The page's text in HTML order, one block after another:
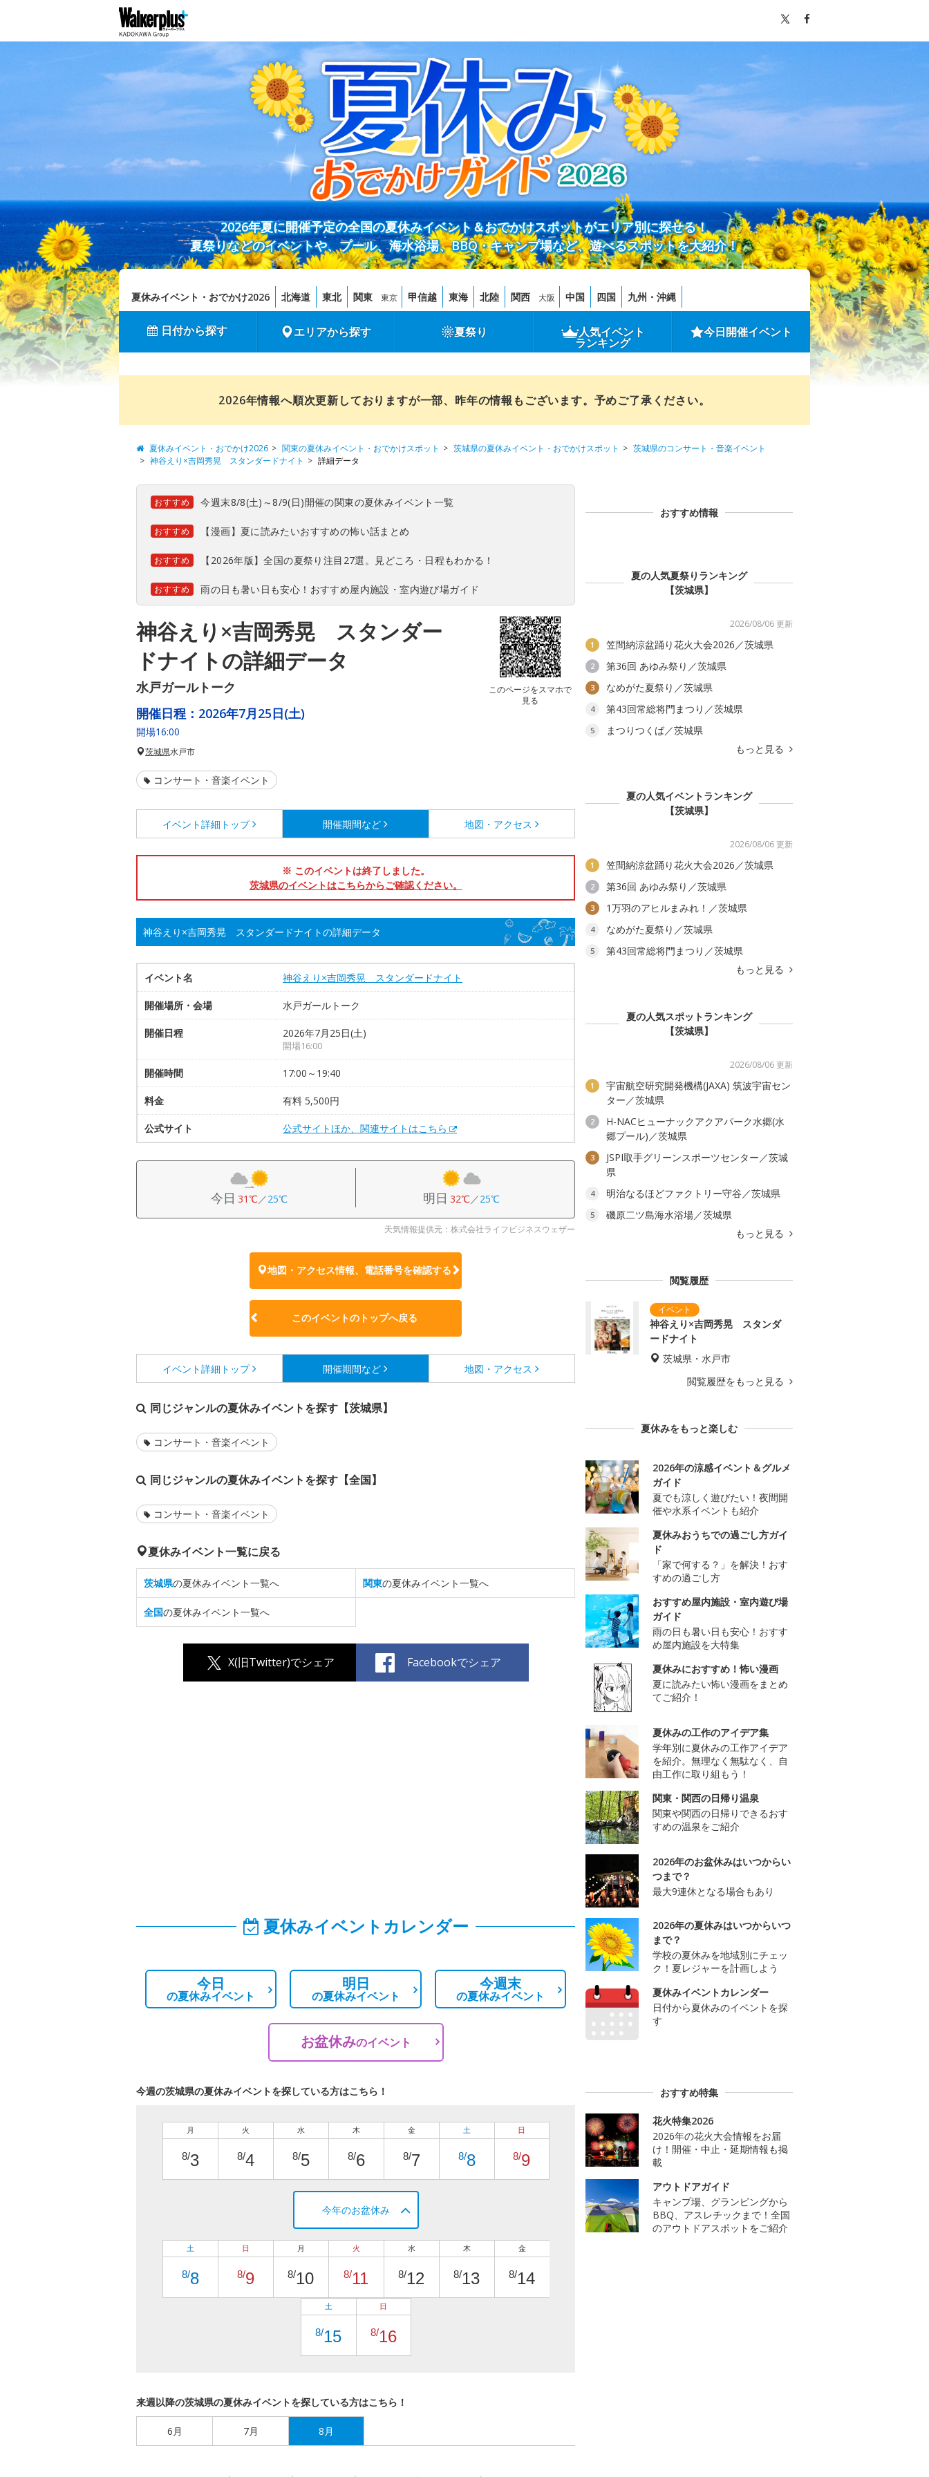
2026年夏に開催予定の全国の夏休みイベント＆おでかけスポットがエリア別に探せる！
夏祭りなどのイベントや、プール、海水浴場、BBQ・キャンプ場など、遊べるスポットを大紹介！
夏休みイベント・おでかけ2026 北海道 東北 関東 東京 甲信越 東海 北陸 関西 大阪 中国 四国 九州・沖縄
日付から探す エリアから探す 夏祭り 人気イベント
ランキング
今日開催イベント
2026年情報へ順次更新しておりますが一部、昨年の情報もございます。予めご了承ください。
夏休みイベント・おでかけ2026 関東の夏休みイベント・おでかけスポット 茨城県の夏休みイベント・おでかけスポット
茨城県のコンサート・音楽イベント
神谷えり×吉岡秀晃 スタンダードナイト
詳細データ
おすすめ 今週末8/8(土)～8/9(日)開催の関東の夏休みイベント一覧
おすすめ 【漫画】夏に読みたいおすすめの怖い話まとめ
おすすめ 【2026年版】全国の夏祭り注目27選。見どころ・日程もわかる！
おすすめ 雨の日も暑い日も安心！おすすめ屋内施設・室内遊び場ガイド
神谷えり×吉岡秀晃 スタンダー
ドナイトの詳細データ
水戸ガールトーク
このページをスマホで
見る
開催日程： 2026年7月25日(土)
開場16:00
茨城県水戸市
コンサート・音楽イベント
イベント詳細 トップ 開催期間など 地図・アクセス
※ このイベントは終了しました。
茨城県のイベントはこちらからご確認ください。
神谷えり×吉岡秀晃 スタンダードナイトの詳細データ
イベント名 神谷えり×吉岡秀晃 スタンダードナイト
開催場所・会場 水戸ガールトーク
開催日程 2026年7月25日(土)
開場16:00
開催時間 17:00～19:40
料金 有料 5,500円
公式サイト 公式サイトほか、関連サイトはこちら
今日 31℃／25℃ 明日 32℃／25℃
天気情報提供元：株式会社ライフビジネスウェザー
地図・アクセス情報、電話番号を確認する
このイベントのトップへ戻る
イベント詳細 トップ 開催期間など 地図・アクセス
同じジャンルの夏休みイベントを探す【茨城県】
コンサート・音楽イベント
同じジャンルの夏休みイベントを探す【全国】
コンサート・音楽イベント
夏休みイベント一覧に戻る
茨城県の夏休みイベント一覧へ 関東の夏休みイベント一覧へ
全国の夏休みイベント一覧へ
X(旧Twitter)でシェア Facebookでシェア
夏休みイベントカレンダー
今日
の夏休みイベント
明日
の夏休みイベント
今週末
の夏休みイベント
お盆休みのイベント
今週の茨城県の夏休みイベントを探している方はこちら！
月
8/3
火
8/4
水
8/5
木
8/6
金
8/7
土
8/8
日
8/9
今年のお盆休み
土
8/8
日
8/9
月
8/10
火
8/11
水
8/12
木
8/13
金
8/14
土
8/15
日
8/16
来週以降の茨城県の夏休みイベントを探している方はこちら！
6月 7月 8月
おすすめ情報
夏の人気夏祭りランキング
【茨城県】
2026/08/06 更新
1 笠間納涼盆踊り花火大会2026／茨城県
2 第36回 あゆみ祭り／茨城県
3 なめがた夏祭り／茨城県
4 第43回常総将門まつり／茨城県
5
まつりつくば／茨城県
もっと見る
夏の人気イベントランキング
【茨城県】
2026/08/06 更新
1 笠間納涼盆踊り花火大会2026／茨城県
2 第36回 あゆみ祭り／茨城県
3 1万羽のアヒルまみれ！／茨城県
4 なめがた夏祭り／茨城県
5
第43回常総将門まつり／茨城県
もっと見る
夏の人気スポットランキング
【茨城県】
2026/08/06 更新
1
宇宙航空研究開発機構(JAXA) 筑波宇宙セン
ター／茨城県
2
H-NACヒューナックアクアパーク水郷(水
郷プール)／茨城県
3
JSPI取手グリーンスポーツセンター／茨城
県
4 明治なるほどファクトリー守谷／茨城県
5
磯原二ツ島海水浴場／茨城県
もっと見る
閲覧履歴
神谷えり×吉岡秀晃 スタンダ
ードナイト
茨城県・水戸市
閲覧履歴をもっと見る
夏休みをもっと楽しむ
2026年の涼感イベント＆グルメ
ガイド
夏でも涼しく遊びたい！夜間開
催や水系イベントも紹介
夏休みおうちでの過ごし方ガイ
ド
「家で何する？」を解決！おす
すめの過ごし方
おすすめ屋内施設・室内遊び場
ガイド
雨の日も暑い日も安心！おすす
め屋内施設を大特集
夏休みにおすすめ！怖い漫画
夏に読みたい怖い漫画をまとめ
てご紹介！
夏休みの工作のアイデア集
学年別に夏休みの工作アイデア
を紹介。無理なく無駄なく、自
由工作に取り組もう！
関東・関西の日帰り温泉
関東や関西の日帰りできるおす
すめの温泉をご紹介
2026年のお盆休みはいつからい
つまで？
最大9連休となる場合もあり
2026年の夏休みはいつからいつ
まで？
学校の夏休みを地域別にチェッ
ク！夏レジャーを計画しよう
夏休みイベントカレンダー
日付から夏休みのイベントを探
す
おすすめ特集
花火特集2026
2026年の花火大会情報をお届
け！開催・中止・延期情報も掲
載
アウトドアガイド
キャンプ場、グランピングから
BBQ、アスレチックまで！全国
のアウトドアスポットをご紹介